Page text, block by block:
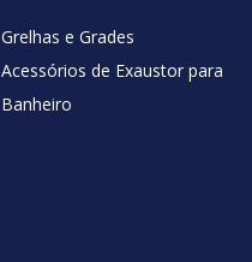
Grelhas e Grades
Acessórios de Exaustor para
Banheiro